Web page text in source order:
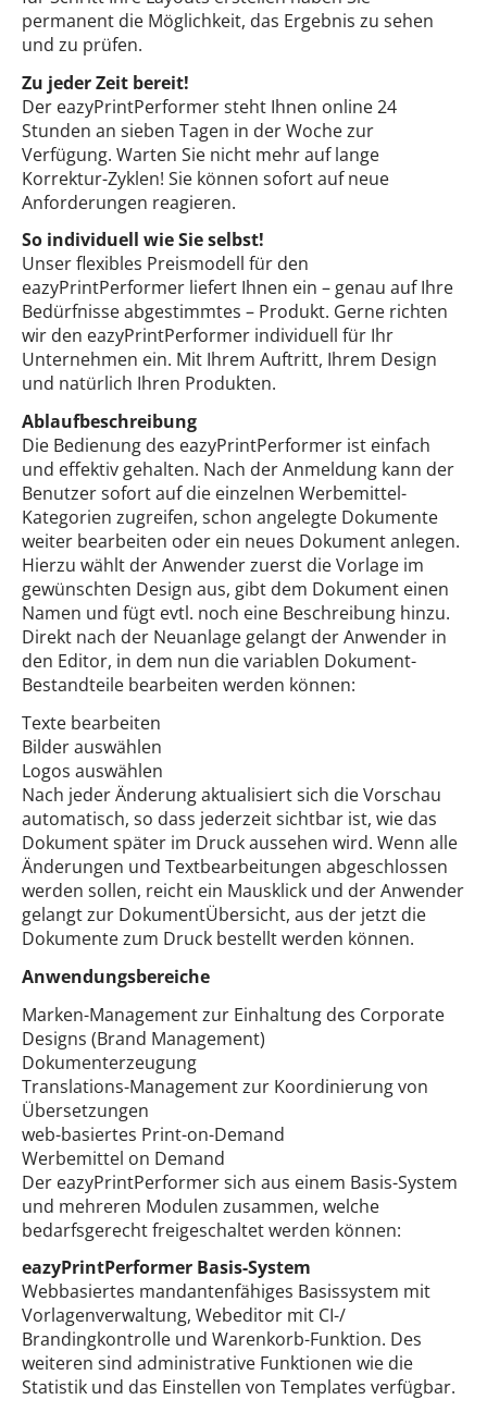
permanent die Möglichkeit, das Ergebnis zu sehen
und zu prüfen.
Zu jeder Zeit bereit!
Der eazyPrintPerformer steht Ihnen online 24
Stunden an sieben Tagen in der Woche zur
Verfügung. Warten Sie nicht mehr auf lange
Korrektur-Zyklen! Sie können sofort auf neue
Anforderungen reagieren.
So individuell wie Sie selbst!
Unser flexibles Preismodell für den
eazyPrintPerformer liefert Ihnen ein – genau auf Ihre
Bedürfnisse abgestimmtes – Produkt. Gerne richten
wir den eazyPrintPerformer individuell für Ihr
Unternehmen ein. Mit Ihrem Auftritt, Ihrem Design
und natürlich Ihren Produkten.
Ablaufbeschreibung
Die Bedienung des eazyPrintPerformer ist einfach
und effektiv gehalten. Nach der Anmeldung kann der
Benutzer sofort auf die einzelnen Werbemittel-
Kategorien zugreifen, schon angelegte Dokumente
weiter bearbeiten oder ein neues Dokument anlegen.
Hierzu wählt der Anwender zuerst die Vorlage im
gewünschten Design aus, gibt dem Dokument einen
Namen und fügt evtl. noch eine Beschreibung hinzu.
Direkt nach der Neuanlage gelangt der Anwender in
den Editor, in dem nun die variablen Dokument-
Bestandteile bearbeiten werden können:
Texte bearbeiten
Bilder auswählen
Logos auswählen
Nach jeder Änderung aktualisiert sich die Vorschau
automatisch, so dass jederzeit sichtbar ist, wie das
Dokument später im Druck aussehen wird. Wenn alle
Änderungen und Textbearbeitungen abgeschlossen
werden sollen, reicht ein Mausklick und der Anwender
gelangt zur DokumentÜbersicht, aus der jetzt die
Dokumente zum Druck bestellt werden können.
Anwendungsbereiche
Marken-Management zur Einhaltung des Corporate
Designs (Brand Management)
Dokumenterzeugung
Translations-Management zur Koordinierung von
Übersetzungen
web-basiertes Print-on-Demand
Werbemittel on Demand
Der eazyPrintPerformer sich aus einem Basis-System
und mehreren Modulen zusammen, welche
bedarfsgerecht freigeschaltet werden können:
eazyPrintPerformer Basis-System
Webbasiertes mandantenfähiges Basissystem mit
Vorlagenverwaltung, Webeditor mit CI-/
Brandingkontrolle und Warenkorb-Funktion. Des
weiteren sind administrative Funktionen wie die
Statistik und das Einstellen von Templates verfügbar.